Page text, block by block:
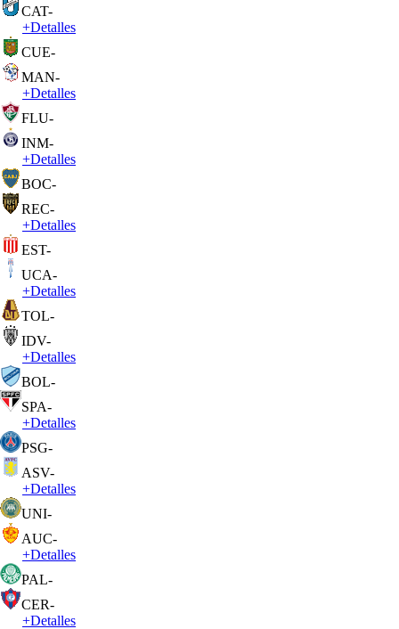
CAT-
+Detalles
CUE-
MAN-
+Detalles
FLU-
INM-
+Detalles
BOC-
REC-
+Detalles
EST-
UCA-
+Detalles
TOL-
IDV-
+Detalles
BOL-
SPA-
+Detalles
PSG-
ASV-
+Detalles
UNI-
AUC-
+Detalles
PAL-
CER-
+Detalles